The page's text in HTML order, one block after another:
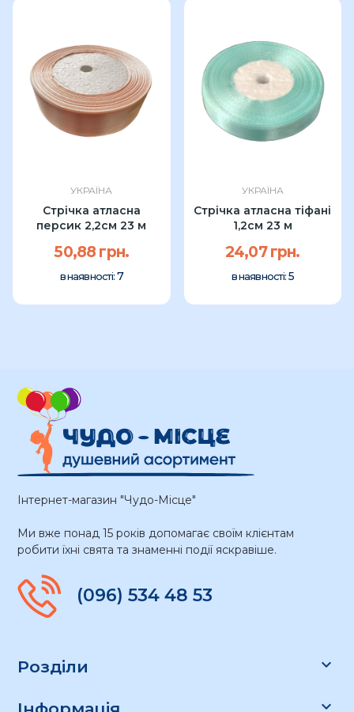
УКРАЇНА
Стрічка атласна
персик 2,2см 23 м
50,88 грн.
в наявності: 7
УКРАЇНА
Стрічка атласна тіфані
1,2см 23 м
24,07 грн.
в наявності: 5
Інтернет-магазин "Чудо-Місце"
Ми вже понад 15 років допомагає своїм клієнтам
робити їхні свята та знаменні події яскравіше.
(096) 534 48 53
Розділи 
